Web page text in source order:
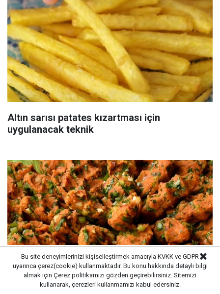
Altın sarısı patates kızartması için
uygulanacak teknik
Mersin usulü mercimek köftesi: Şeflerin
Bu site deneyimlerinizi kişiselleştirmek amacıyla KVKK ve GDPR
uyarınca çerez(cookie) kullanmaktadır. Bu konu hakkında detaylı bilgi
almak için Çerez politikamızı gözden geçirebilirsiniz. Sitemizi
kullanarak, çerezleri kullanmamızı kabul edersiniz.